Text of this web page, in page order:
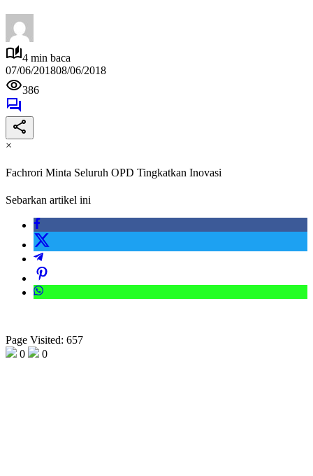
4 min baca
07/06/201808/06/2018
386
×
Fachrori Minta Seluruh OPD Tingkatkan Inovasi
Sebarkan artikel ini
Page Visited: 657
0
0